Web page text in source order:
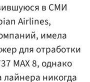
в СМИ
Airlines,
имела
для отработки
MAX 8, однако
лайнера никогда